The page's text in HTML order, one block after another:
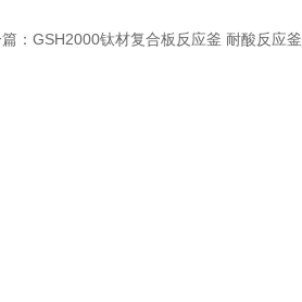
： GSH2000钛材复合板反应釜 耐酸反应釜